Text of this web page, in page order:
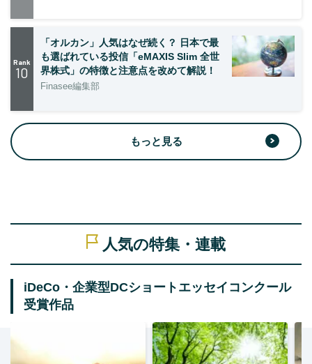
Rank
10
「オルカン」人気はなぜ続く？ 日本で最
も選ばれている投信「eMAXIS Slim 全世
界株式」の特徴と注意点を改めて解説！
Finasee編集部
もっと見る
人気の特集・連載
iDeCo・企業型DCショートエッセイコンクール
受賞作品